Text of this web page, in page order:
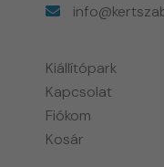
Kiállítópark
Kapcsolat
Fiókom
Kosár